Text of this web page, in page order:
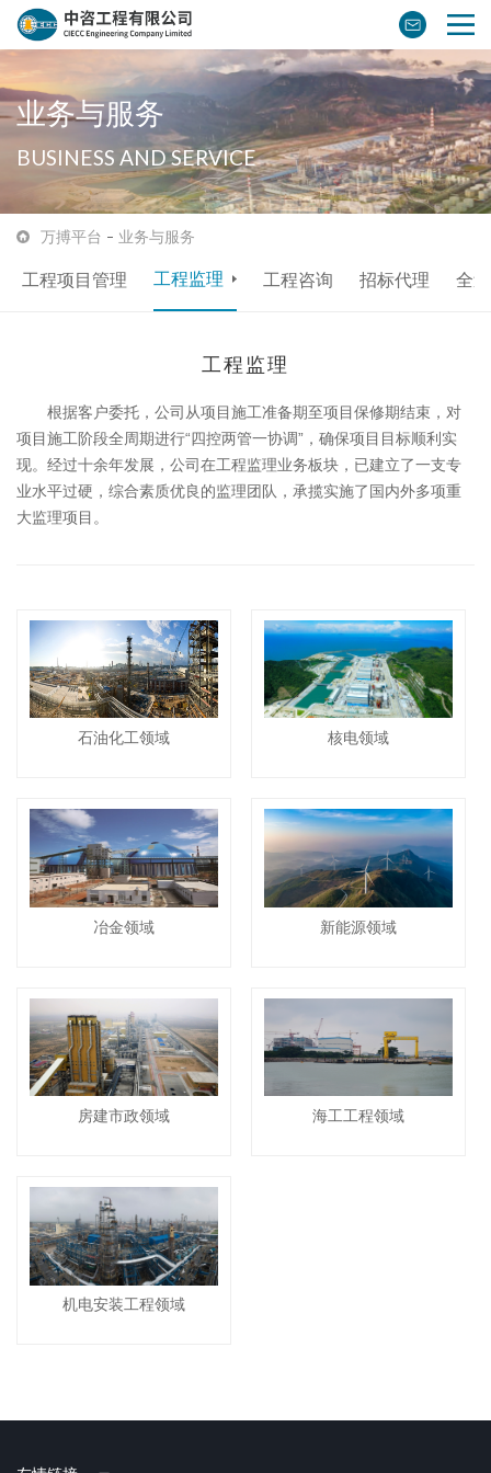
业务与服务
BUSINESS AND SERVICE
万搏平台 业务与服务
工程项目管理 工程监理 工程咨询 招标代理 全
工程监理
根据客户委托，公司从项目施工准备期至项目保修期结束，对
项目施工阶段全周期进行“四控两管一协调”，确保项目目标顺利实
现。经过十余年发展，公司在工程监理业务板块，已建立了一支专
业水平过硬，综合素质优良的监理团队，承揽实施了国内外多项重
大监理项目。
石油化工领域 核电领域
冶金领域 新能源领域
房建市政领域 海工工程领域
机电安装工程领域